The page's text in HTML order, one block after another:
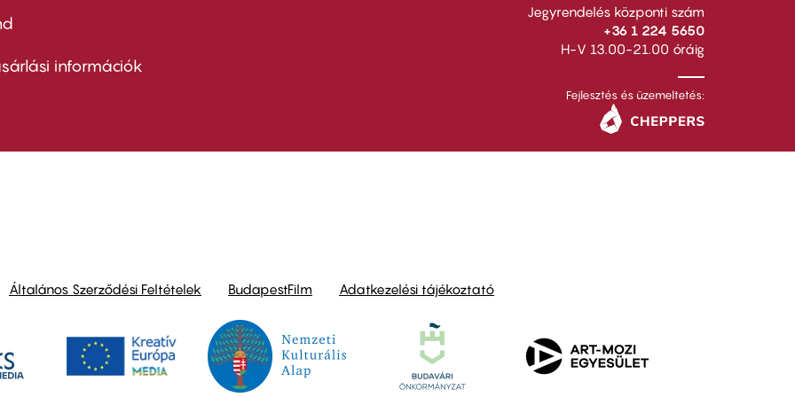
információk
Jegyrendelés központi szám
+36 1 224 5650
H-V 13.00-21.00 óráig
Fejlesztés és üzemeltetés:
Általános Szerződési Feltételek BudapestFilm Adatkezelési tájékoztató